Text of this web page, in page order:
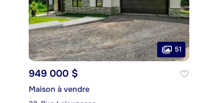
51
949 000 $
Maison à vendre